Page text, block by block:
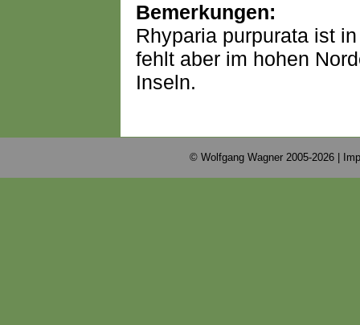
Bemerkungen:
Rhyparia purpurata ist
fehlt aber im hohen
Inseln.
© Wolfgang Wagner 2005-2026 |